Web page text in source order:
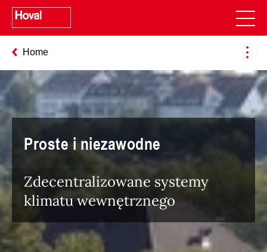
Home
Proste i niezawodne
Zdecentralizowane systemy
klimatu wewnętrznego